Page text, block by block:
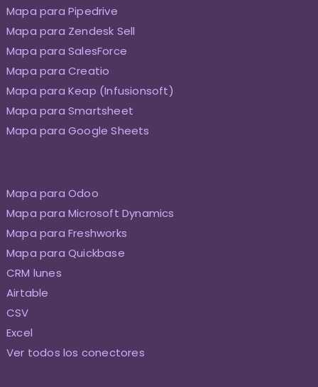
Mapa para Pipedrive
Mapa para Zendesk Sell
Mapa para SalesForce
Mapa para Creatio
Mapa para Keap (Infusionsoft)
Mapa para Smartsheet
Mapa para Google Sheets
Mapa para Odoo
Mapa para Microsoft Dynamics
Mapa para Freshworks
Mapa para Quickbase
CRM lunes
Airtable
CSV
Excel
Ver todos los conectores